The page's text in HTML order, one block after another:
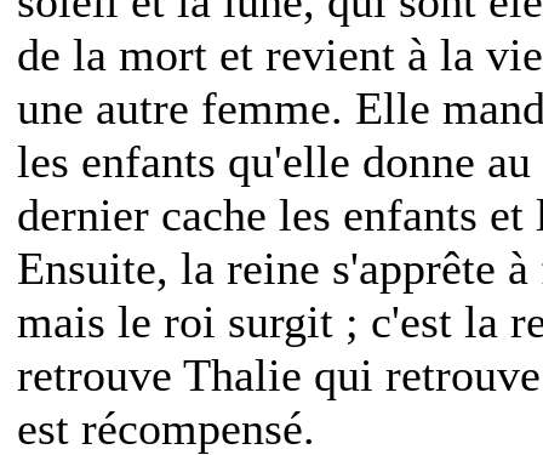
de la mort et revient à la
une autre femme. Elle
les enfants qu'elle donne
dernier cache les enfants
Ensuite, la reine s'apprête
mais le roi surgit ; c'est la
retrouve Thalie qui
est récompensé.